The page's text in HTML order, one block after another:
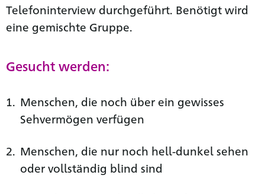
Telefoninterview durchgeführt. Benötigt wird
eine gemischte Gruppe.
Gesucht werden:
Menschen, die noch über ein gewisses
Sehvermögen verfügen
Menschen, die nur noch hell-dunkel sehen
oder vollständig blind sind